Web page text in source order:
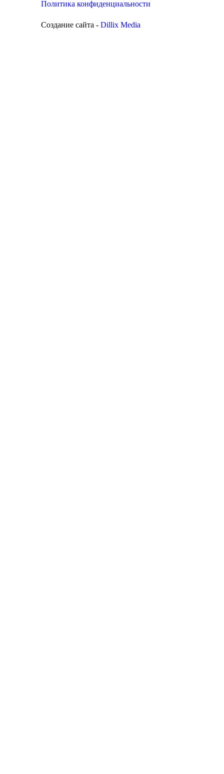
Политика конфиденциальности
Создание сайта - Dillix Media